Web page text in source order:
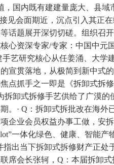
国内既有建建量庞大、县
见会面期近，沉点引入其
话题展开深切切磋。组织
心资深专家/专家：中国中
艺研究核心从任姜涌、大
宣贯落地，从极简到新中
点抓手之一即是《拆卸式拆
卸式拆修手艺供给了广漠
。· Q：拆卸式拆批改在海
企业会员权益办事工做，
一体化绿色、健康、智能
出当下拆卸式拆修财产正处
席会长张轲，Q：本届拆卸